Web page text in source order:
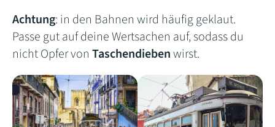
Achtung: in den Bahnen wird häufig geklaut.
Passe gut auf deine Wertsachen auf, sodass du
nicht Opfer von Taschendiebenwirst.